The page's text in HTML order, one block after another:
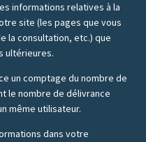
informations relatives à la
site (les pages que vous
la consultation, etc.) que
ultérieures.
un comptage du nombre de
le nombre de délivrance
même utilisateur.
dans votre